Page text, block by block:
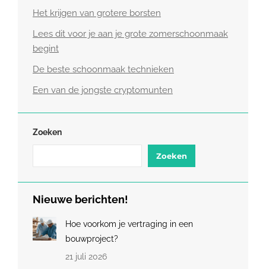
Het krijgen van grotere borsten
Lees dit voor je aan je grote zomerschoonmaak
begint
De beste schoonmaak technieken
Een van de jongste cryptomunten
Zoeken
Zoeken
Nieuwe berichten!
Hoe voorkom je vertraging in een
bouwproject?
21 juli 2026